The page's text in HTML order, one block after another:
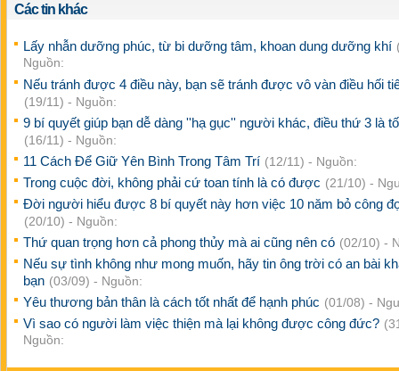
Các tin khác
Lấy nhẫn dưỡng phúc, từ bi dưỡng tâm, khoan dung dưỡng khí
Nguồn:
Nếu tránh được 4 điều này, bạn sẽ tránh được vô vàn điều hối
(19/11) - Nguồn:
9 bí quyết giúp bạn dễ dàng ''hạ gục'' người khác, điều thứ 3 là
(16/11) - Nguồn:
11 Cách Để Giữ Yên Bình Trong Tâm Trí (12/11) - Nguồn:
Trong cuộc đời, không phải cứ toan tính là có được (21/10) -
Đời người hiểu được 8 bí quyết này hơn việc 10 năm bỏ công
(20/10) - Nguồn:
Thứ quan trọng hơn cả phong thủy mà ai cũng nên có (02/10) -
Nếu sự tình không như mong muốn, hãy tin ông trời có an bài
bạn (03/09) - Nguồn:
Yêu thương bản thân là cách tốt nhất để hạnh phúc (01/08) -
Vì sao có người làm việc thiện mà lại không được công đức?
Nguồn: